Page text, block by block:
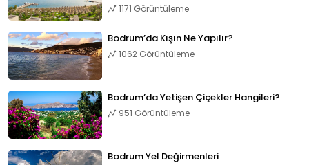
1171 Görüntüleme
Bodrum’da Kışın Ne Yapılır?
1062 Görüntüleme
Bodrum’da Yetişen Çiçekler Hangileri?
951 Görüntüleme
Bodrum Yel Değirmenleri